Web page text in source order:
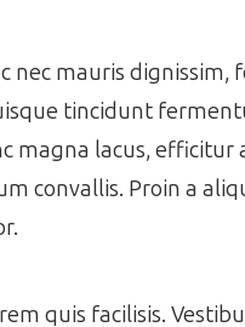
nec mauris dignissim,
tincidunt
lacus, efficitur
convallis. Proin a
quis facilisis.